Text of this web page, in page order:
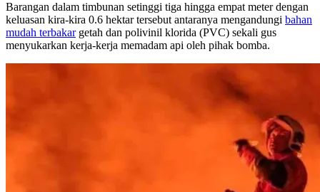
Barangan dalam timbunan setinggi tiga hingga empat meter dengan
keluasan kira-kira 0.6 hektar tersebut antaranya mengandungi bahan
mudah terbakargetah dan polivinil klorida (PVC) sekali gus
menyukarkan kerja-kerja memadam api oleh pihak bomba.